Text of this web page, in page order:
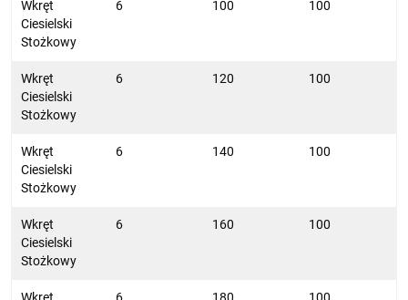
Wkręt
Ciesielski
Stożkowy
6 100 100
Wkręt
Ciesielski
Stożkowy
6 120 100
Wkręt
Ciesielski
Stożkowy
6 140 100
Wkręt
Ciesielski
Stożkowy
6 160 100